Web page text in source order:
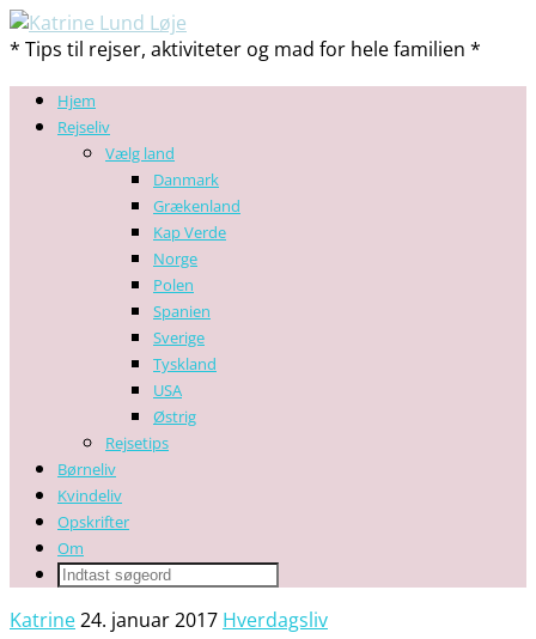
* Tips til rejser, aktiviteter og mad for hele familien *
Hjem
Rejseliv
Vælg land
Danmark
Grækenland
Kap Verde
Norge
Polen
Spanien
Sverige
Tyskland
USA
Østrig
Rejsetips
Børneliv
Kvindeliv
Opskrifter
Om
Katrine24. januar 2017 Hverdagsliv